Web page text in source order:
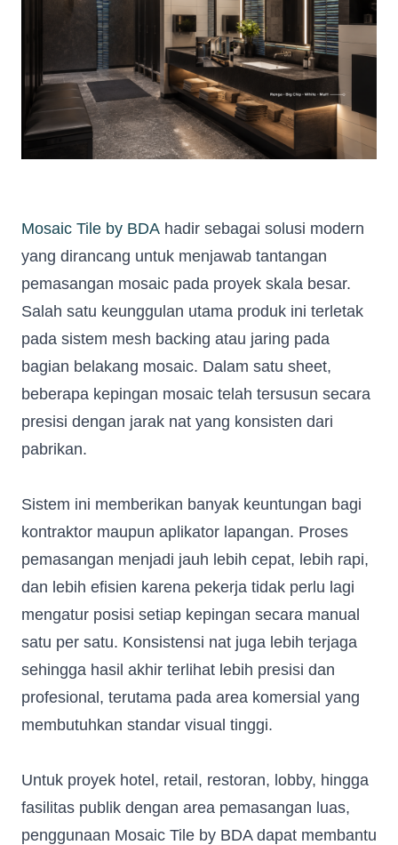
Mosaic Tile by BDA hadir sebagai solusi modern
yang dirancang untuk menjawab tantangan
pemasangan mosaic pada proyek skala besar.
Salah satu keunggulan utama produk ini terletak
pada sistem mesh backing atau jaring pada
bagian belakang mosaic. Dalam satu sheet,
beberapa kepingan mosaic telah tersusun secara
presisi dengan jarak nat yang konsisten dari
pabrikan.
Sistem ini memberikan banyak keuntungan bagi
kontraktor maupun aplikator lapangan. Proses
pemasangan menjadi jauh lebih cepat, lebih rapi,
dan lebih efisien karena pekerja tidak perlu lagi
mengatur posisi setiap kepingan secara manual
satu per satu. Konsistensi nat juga lebih terjaga
sehingga hasil akhir terlihat lebih presisi dan
profesional, terutama pada area komersial yang
membutuhkan standar visual tinggi.
Untuk proyek hotel, retail, restoran, lobby, hingga
fasilitas publik dengan area pemasangan luas,
penggunaan Mosaic Tile by BDA dapat membantu